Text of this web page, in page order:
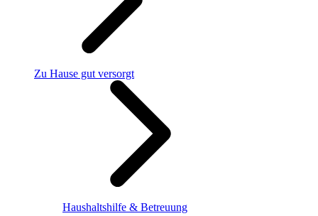
Zu Hause gut versorgt
Haushaltshilfe & Betreuung